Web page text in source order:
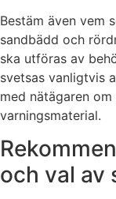
Bestäm även vem
sandbädd och
ska utföras av
svetsas vanligtvis
med nätägaren
varningsmaterial.
och val av